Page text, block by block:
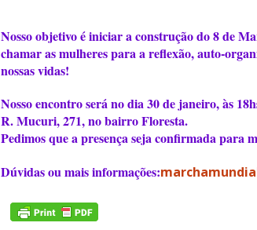
Nosso objetivo é iniciar a construção do 8 de
chamar as mulheres para a reflexão, auto-
nossas vidas!
Nosso encontro será no dia 30 de janeiro, às
R. Mucuri, 271, no bairro Floresta.
Pedimos que a presença seja confirmada para
Dúvidas ou mais informações: